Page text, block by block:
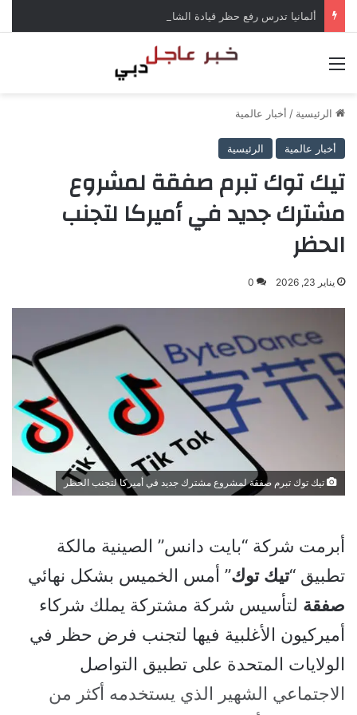
الرئيسية / أخبار عالمية
أخبار عالمية الرئيسية
تيك توك تبرم صفقة لمشروع
مشترك جديد في أميركا لتجنب
الحظر
يناير 23, 2026 0
تيك توك تبرم صفقة لمشروع مشترك جديد في أميركا لتجنب الحظر
أبرمت شركة “بايت دانس” الصينية مالكة
تطبيق “تيك توك” أمس الخميس بشكل نهائي
صفقة لتأسيس شركة مشتركة يملك شركاء
أميركيون الأغلبية فيها لتجنب فرض حظر في
الولايات المتحدة على تطبيق التواصل
الاجتماعي الشهير الذي يستخدمه أكثر من